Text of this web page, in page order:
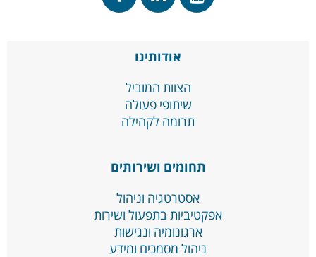
אודותינו
הצוות המוביל
שיתופי פעולה
תרומה לקהילה
תחומים ושירותים
אסטרטגיה וניהול
אפקטיביות בתפעול ושירות
ארגונומיה ונגישות
ניהול מסמכים ומידע